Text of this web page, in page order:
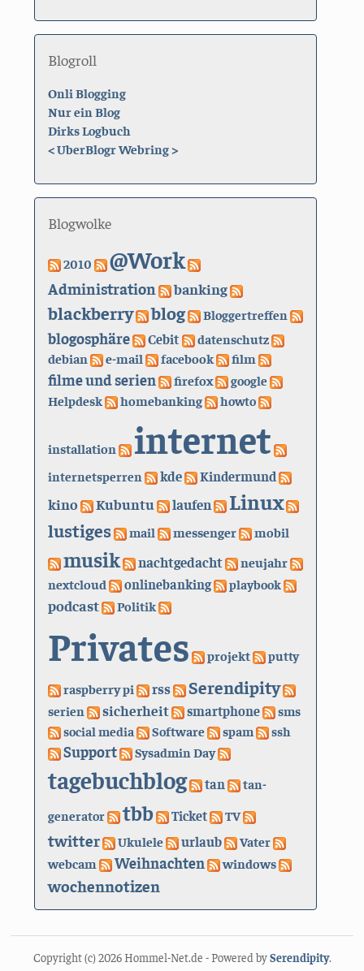
Blogroll
Onli Blogging
Nur ein Blog
Dirks Logbuch
<UberBlogr Webring>
Blogwolke
2010 @Work
Administration banking
blackberry blog Bloggertreffen
blogosphäre Cebit datenschutz
debian e-mail facebook film
filme und serien firefox
google
Helpdesk
homebanking howto
installation internet
internetsperren kde Kindermund
kino Kubuntu laufen Linux
lustiges mail messenger mobil
musik nachtgedacht neujahr
nextcloud onlinebanking playbook
podcast Politik
Privates projekt putty
raspberry pi rss Serendipity
serien sicherheit smartphone
sms
social media
Software spam ssh
Support Sysadmin Day
tagebuchblog tan
tan-
generator
tbb Ticket TV
twitter Ukulele urlaub
Vater
webcam
Weihnachten windows
wochennotizen
Copyright (c) 2026 Hommel-Net.de - Powered bySerendipity.